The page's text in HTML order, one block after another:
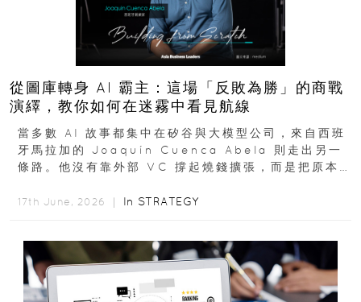
從圖庫轉身 AI 霸主：這場「反敗為勝」的商戰
演繹，教你如何在迷霧中看見航線
當多數 AI 故事都集中在矽谷與大模型公司，來自西班
牙馬拉加的 Joaquín Cuenca Abela 則走出另一
條路。他沒有靠外部 VC 撐起燒錢擴張，而是把原本
17th June, 2026 ｜ In STRATEGY